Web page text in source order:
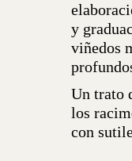
y
viñedos
Un trato
los
con